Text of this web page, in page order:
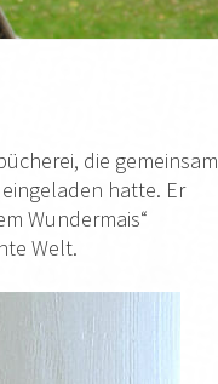
die gemeinsam
hatte. Er
Wundermais“
Welt.